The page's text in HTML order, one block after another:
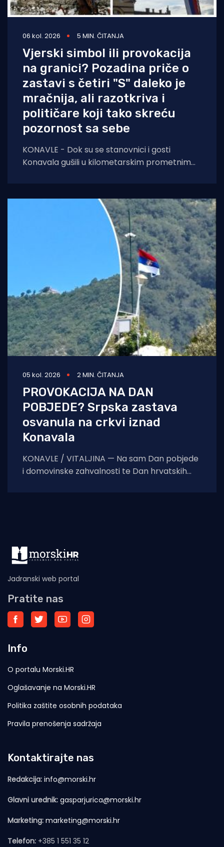
06 kol. 2026 5 MIN. ČITANJA
Vjerski simbol ili provokacija
na granici? Pozadina priče o
zastavi s četiri "S" daleko je
mračnija, ali razotkriva i
političare koji tako skreću
pozornost sa sebe
KONAVLE - Dok su se stanovnici i gosti
Konavala gušili u kilometarskim prometnim
05 kol. 2026 2 MIN. ČITANJA
PROVOKACIJA NA DAN
POBJEDE? Srpska zastava
osvanula na crkvi iznad
Konavala
KONAVLE / VITALJINA — Na sam Dan pobjede
i domovinske zahvalnosti te Dan hrvatskih
Jadranski web portal
Pratite nas
Info
O portalu Morski.HR
Oglašavanje na Morski.HR
Politika zaštite osobnih podataka
Pravila prenošenja sadržaja
Kontaktirajte nas
Redakcija: info@morski.hr
Glavni urednik: gasparjurica@morski.hr
Marketing: marketing@morski.hr
Telefon: +385 1 551 35 12